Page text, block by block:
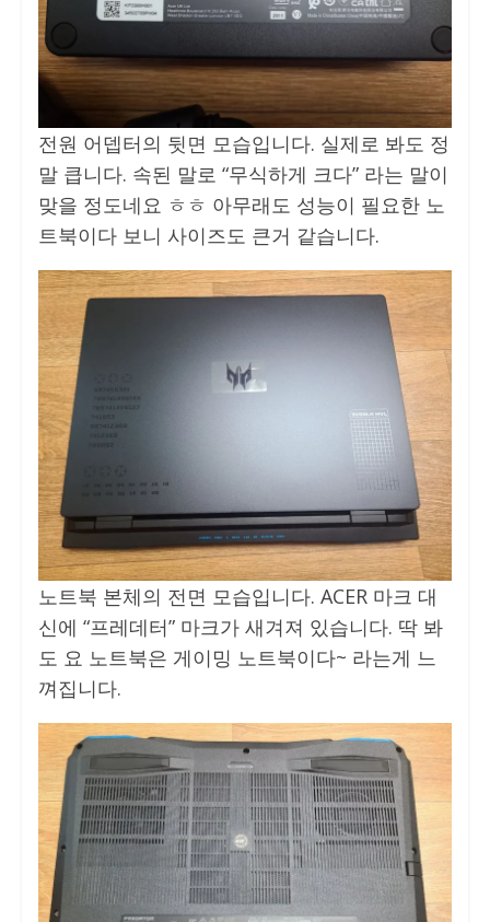
전원 어뎁터의 뒷면 모습입니다. 실제로 봐도 정
말 큽니다. 속된 말로 “무식하게 크다” 라는 말이
맞을 정도네요 ㅎㅎ 아무래도 성능이 필요한 노
트북이다 보니 사이즈도 큰거 같습니다.
노트북 본체의 전면 모습입니다. ACER 마크 대
신에 “프레데터” 마크가 새겨져 있습니다. 딱 봐
도 요 노트북은 게이밍 노트북이다~ 라는게 느
껴집니다.